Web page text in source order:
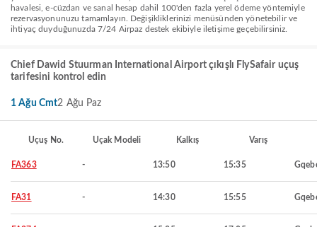
havalesi, e-cüzdan ve sanal hesap dahil 100'den fazla yerel ödeme yöntemiyle
rezervasyonunuzu tamamlayın. Değişikliklerinizi menüsünden yönetebilir ve
ihtiyaç duyduğunuzda 7/24 Airpaz destek ekibiyle iletişime geçebilirsiniz.
Chief Dawid Stuurman International Airport çıkışlı FlySafair uçuş
tarifesini kontrol edin
1 Ağu Cmt2 Ağu Paz
Uçuş No. Uçak Modeli Kalkış Varış
FA363 - 13:50 15:35
FA31 - 14:30 15:55